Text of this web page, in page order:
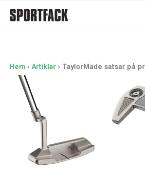
Hem Artiklar TaylorMade satsar på